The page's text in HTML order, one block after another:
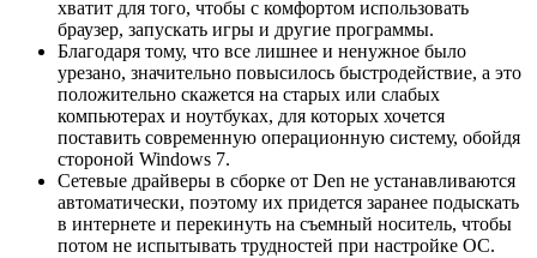
хватит для того, чтобы с комфортом использовать
браузер, запускать игры и другие программы.
Благодаря тому, что все лишнее и ненужное было
урезано, значительно повысилось быстродействие, а это
положительно скажется на старых или слабых
компьютерах и ноутбуках, для которых хочется
поставить современную операционную систему, обойдя
стороной Windows 7.
Сетевые драйверы в сборке от Den не устанавливаются
автоматически, поэтому их придется заранее подыскать
в интернете и перекинуть на съемный носитель, чтобы
потом не испытывать трудностей при настройке ОС.